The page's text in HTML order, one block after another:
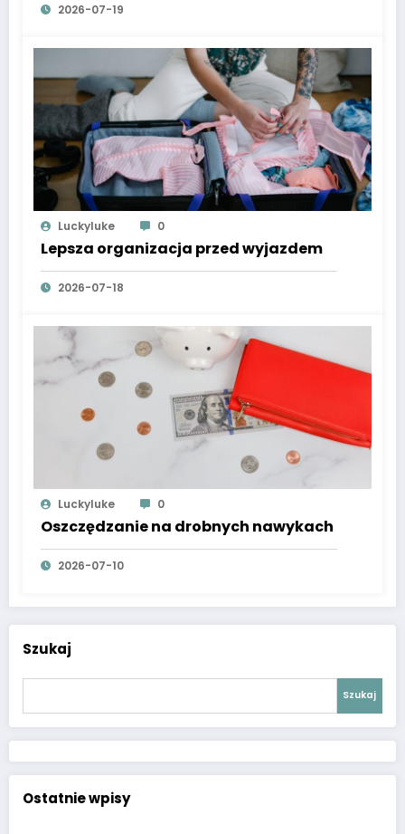
2026-07-19
Luckyluke 0
Lepsza organizacja przed wyjazdem
2026-07-18
Luckyluke 0
Oszczędzanie na drobnych nawykach
2026-07-10
Szukaj
Szukaj
Ostatnie wpisy